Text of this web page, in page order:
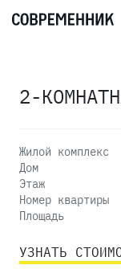
2-
Жилой комплекс
Дом
Этаж
Номер квартиры
Площадь
УЗНАТЬ